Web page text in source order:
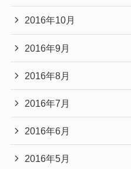
2016年10月
2016年9月
2016年8月
2016年7月
2016年6月
2016年5月